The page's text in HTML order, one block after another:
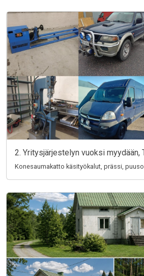
2. Yritysjärjestelyn vuoksi myydään,
Konesaumakatto käsityökalut, prässi,